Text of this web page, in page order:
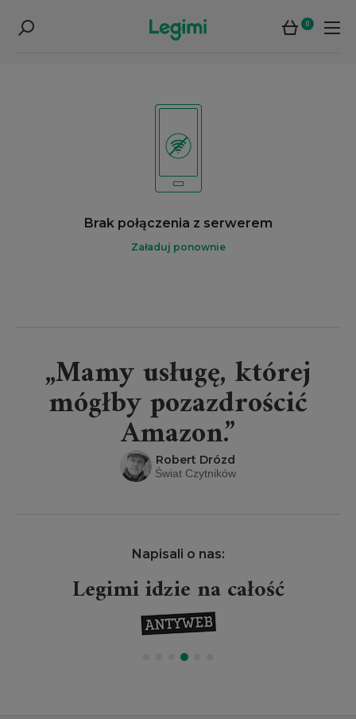
0
Brak połączenia z serwerem
Załaduj ponownie
„Mamy usługę, której
mógłby pozazdrościć
Amazon.”
Robert Drózd
Świat Czytników
Napisali o nas:
Legimi idzie na całość